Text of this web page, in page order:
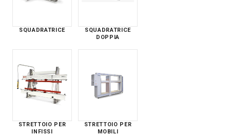
SQUADRATRICE
SQUADRATRICE
DOPPIA
STRETTOIO PER
INFISSI
STRETTOIO PER
MOBILI